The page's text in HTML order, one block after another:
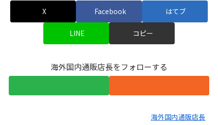
X Facebook はてブ
LINE コピー
海外国内通販店長をフォローする
海外国内通販店長